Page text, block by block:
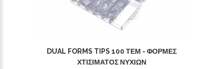
DUAL FORMS TIPS 100 ΤΕΜ - ΦΌΡΜΕΣ
ΧΤΙΣΊΜΑΤΟΣ ΝΥΧΙΏΝ